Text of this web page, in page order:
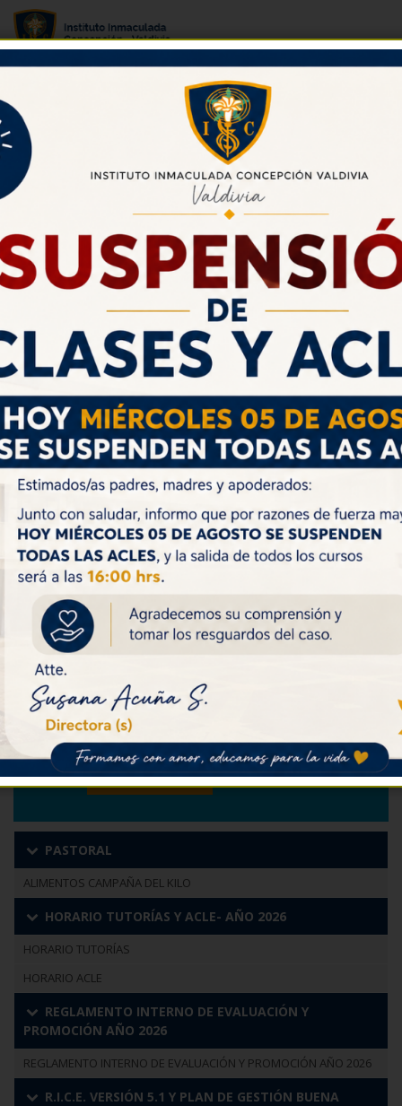
1692389408303
CALENDARIO DE ACTIVIDADES
Lunes 03: Feria de la Educación Superior
asiste IV°A y IV°B
Martes 04: Retiro de Equipos Directivos,
San Bernardo.
Ver Todos
PASTORAL
ALIMENTOS CAMPAÑA DEL KILO
HORARIO TUTORÍAS Y ACLE- AÑO 2026
HORARIO TUTORÍAS
HORARIO ACLE
REGLAMENTO INTERNO DE EVALUACIÓN Y
PROMOCIÓN AÑO 2026
REGLAMENTO INTERNO DE EVALUACIÓN Y PROMOCIÓN AÑO 2026
R.I.C.E. VERSIÓN 5.1 Y PLAN DE GESTIÓN BUENA